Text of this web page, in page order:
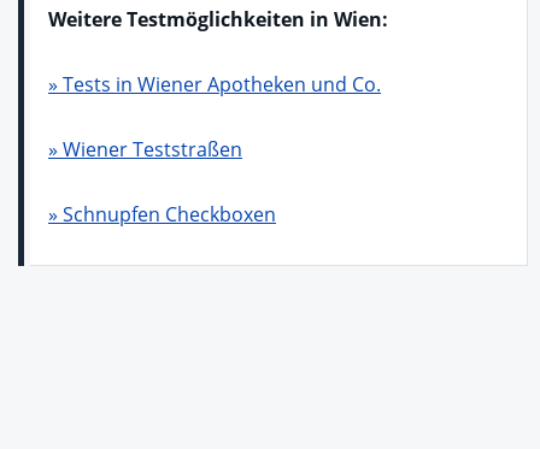
Weitere Testmöglichkeiten in Wien:
» Tests in Wiener Apotheken und Co.
» Wiener Teststraßen
» Schnupfen Checkboxen